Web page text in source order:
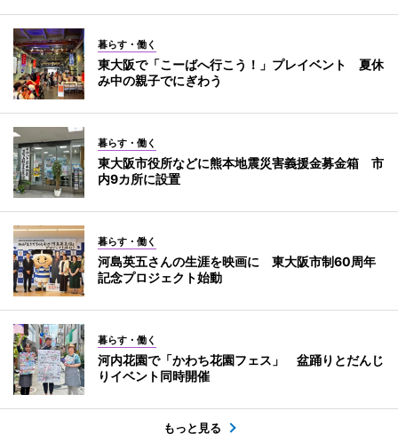
暮らす・働く
東大阪で「こーばへ行こう！」プレイベント 夏休
み中の親子でにぎわう
暮らす・働く
東大阪市役所などに熊本地震災害義援金募金箱 市
内9カ所に設置
暮らす・働く
河島英五さんの生涯を映画に 東大阪市制60周年
記念プロジェクト始動
暮らす・働く
河内花園で「かわち花園フェス」 盆踊りとだんじ
りイベント同時開催
もっと見る